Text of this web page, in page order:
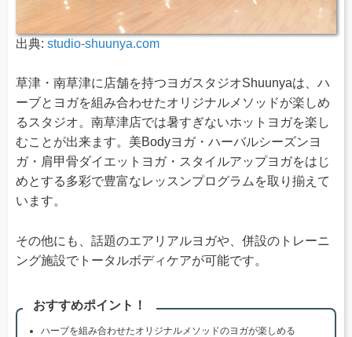
出典: studio-shuunya.com
草津・南草津に店舗を持つヨガスタジオShuunyaは、ハ
ーブとヨガを組み合わせたオリジナルメソッドが楽しめ
るスタジオ。南草津店では暑すぎないホットヨガを楽し
むことが出来ます。美Bodyヨガ・ハーバルシーズンヨ
ガ・肩甲骨ダイエットヨガ・スタイルアップヨガをはじ
めとする多彩で豊富なレッスンプログラムを取り揃えて
います。
その他にも、話題のエアリアルヨガや、併設のトレーニ
ング施設でトータルボディケアが可能です。
おすすめポイント！
ハーブを組み合わせたオリジナルメソッドのヨガが楽しめる